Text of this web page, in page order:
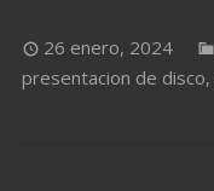
26 enero, 2024
presentacion de disco,